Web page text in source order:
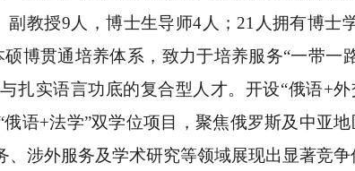
副教授9人，博士生导师4人；21人拥有博士
博贯通培养体系，致力于培养服务“一带一
扎实语言功底的复合型人才。开设“俄语+外
语+法学”双学位项目，聚焦俄罗斯及中亚
涉外服务及学术研究等领域展现出显著竞争